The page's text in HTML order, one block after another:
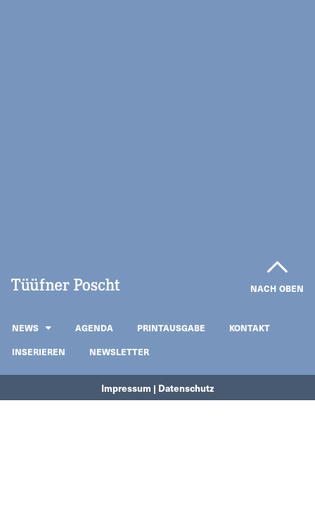
NACH OBEN
NEWS AGENDA PRINTAUSGABE
KONTAKT
INSERIEREN
NEWSLETTER
Impressum | Datenschutz